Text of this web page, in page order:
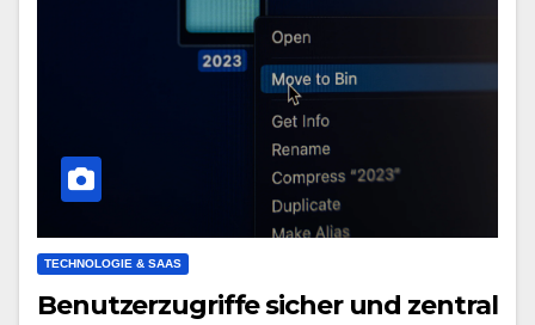
TECHNOLOGIE & SAAS
Benutzerzugriffe sicher und zentral